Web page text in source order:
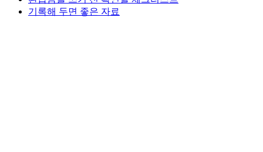
기록해 두면 좋은 자료